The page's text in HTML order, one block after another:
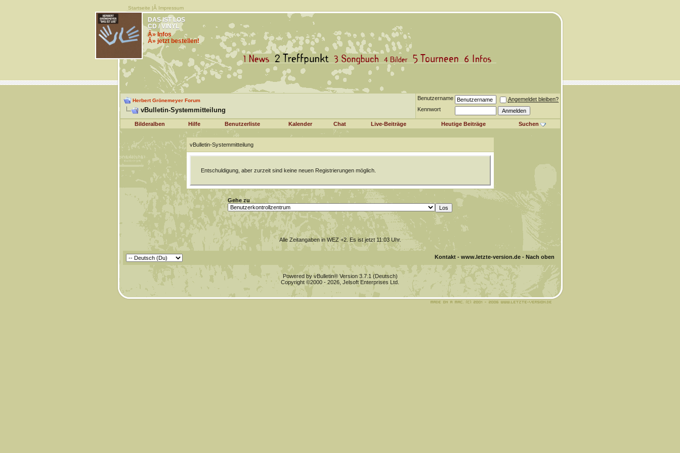
Startseite |Â Impressum
DAS IST LOS
CD / VINYL
Â» Infos
Â» jetzt bestellen!
Herbert Grönemeyer Forum
vBulletin-Systemmitteilung
Benutzername
Angemeldet bleiben?
Kennwort
Bilderalben Hilfe Benutzerliste Kalender Chat Live-Beiträge Heutige Beiträge Suchen
vBulletin-Systemmitteilung
Entschuldigung, aber zurzeit sind keine neuen Registrierungen möglich.
Gehe zu
Alle Zeitangaben in WEZ +2. Es ist jetzt11:03Uhr.
Kontakt- www.letzte-version.de- Nach oben
Powered by vBulletin® Version 3.7.1 (Deutsch)
Copyright ©2000 - 2026, Jelsoft Enterprises Ltd.